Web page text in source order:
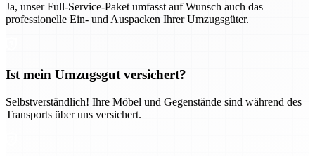
Ja, unser Full-Service-Paket umfasst auf Wunsch auch das
professionelle Ein- und Auspacken Ihrer Umzugsgüter.
Ist mein Umzugsgut versichert?
Selbstverständlich! Ihre Möbel und Gegenstände sind während des
Transports über uns versichert.